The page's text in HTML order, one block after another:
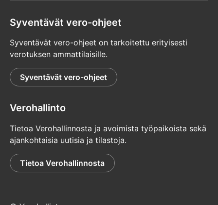
Syventävät vero-ohjeet
Syventävät vero-ohjeet on tarkoitettu erityisesti
verotuksen ammattilaisille.
Syventävät vero-ohjeet
Verohallinto
Tietoa Verohallinnosta ja avoimista työpaikoista sekä
ajankohtaisia uutisia ja tilastoja.
Tietoa Verohallinnosta